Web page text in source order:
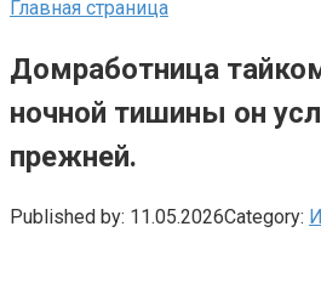
Главная страница
Домработница
ночной тишины он
прежней.
Published by: 11.05.2026Category: